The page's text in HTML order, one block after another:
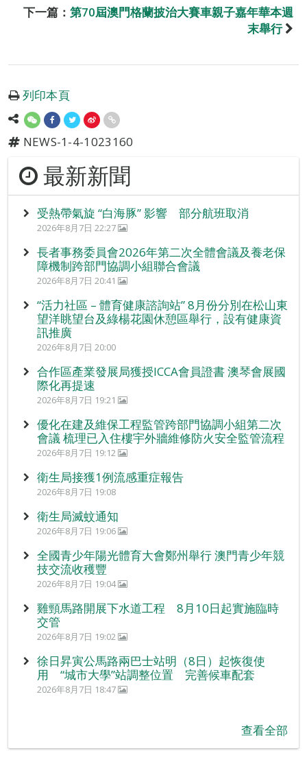
下一篇： 第70屆澳門格蘭披治大賽車親子嘉年華本週
末舉行
列印本頁
NEWS-1-4-1023160
最新新聞
受熱帶氣旋 “白海豚” 影響 部分航班取消
2026年8月7日 22:27
長者事務委員會2026年第二次全體會議及養老保
障機制跨部門協調小組聯合會議
2026年8月7日 20:41
“活力社區 – 體育健康諮詢站” 8月份分別在松山東
望洋眺望台及綠楊花園休憩區舉行，設有健康資
訊推廣
2026年8月7日 20:00
合作區產業發展局獲授ICCA會員證書 澳琴會展國
際化再提速
2026年8月7日 19:21
優化在建及維保工程監管跨部門協調小組第二次
會議 梳理已入住樓宇外牆維修防火安全監管流程
2026年8月7日 19:12
衛生局接獲1例流感重症報告
2026年8月7日 19:08
衛生局滅蚊通知
2026年8月7日 19:06
全國青少年陽光體育大會鄭州舉行 澳門青少年競
技交流收穫豐
2026年8月7日 19:04
雞頸馬路開展下水道工程 8月10日起實施臨時
交管
2026年8月7日 19:02
徐日昇寅公馬路兩巴士站明（8日）起恢復使
用 “城市大學”站調整位置 完善候車配套
2026年8月7日 18:47
查看全部